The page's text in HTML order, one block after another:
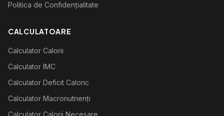
Politica de Confidențialitate
CALCULATOARE
Calculator Calorii
Calculator IMC
Calculator Deficit Caloric
Calculator Macronutrienți
Calculator Calorii Necesare